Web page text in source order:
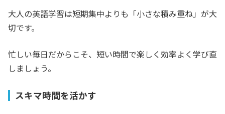
大人の英語学習は短期集中よりも「小さな積み重ね」が大
切です。
忙しい毎日だからこそ、短い時間で楽しく効率よく学び直
しましょう。
スキマ時間を活かす